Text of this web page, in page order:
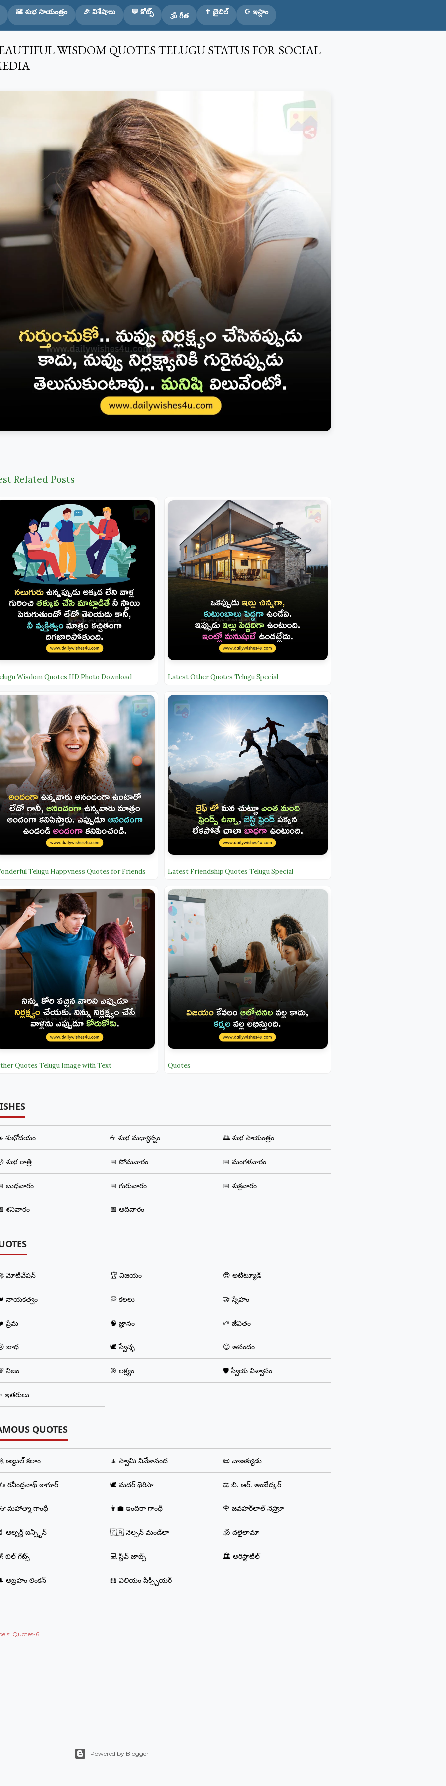
Skip to main content
🌇 శుభ సాయంత్రం 🎉 విశేషాలు 💬 కోట్స్ 🕉️ గీత ✝️ బైబిల్ ☪️ ఇస్లాం
WISDOM QUOTES TELUGU STATUS FOR SOCIAL
Related Posts
Wisdom Quotes HD Photo Download Latest Other Quotes Telugu Special
Telugu Happyness Quotes for Friends Latest Friendship Quotes Telugu Special
Quotes Telugu Image with Text Quotes
శుభోదయం ☕ శుభ మధ్యాన్నం 🌅 శుభ సాయంత్రం
శుభ రాత్రి 📅 సోమవారం 📅 మంగళవారం
బుధవారం 📅 గురువారం 📅 శుక్రవారం
శనివారం 📅 ఆదివారం
మోటివేషన్ 🏆 విజయం 😎 అటిట్యూడ్
నాయకత్వం 💭 కలలు 🤝 స్నేహం
ప్రేమ 🧠 జ్ఞానం 🌱 జీవితం
బాధ 🕊️ స్వేచ్ఛ 😊 ఆనందం
నిజం 🎯 లక్ష్యం 🛡️ స్వీయ విశ్వాసం
ఇతరులు
QUOTES
అబ్దుల్ కలాం 🧘 స్వామి వివేకానంద 📜 చాణక్యుడు
రవీంద్రనాథ్ ఠాగూర్ 🕊️ మదర్ థెరిసా ⚖️ బి. ఆర్. అంబేద్కర్
మహాత్మా గాంధీ 👩‍💼 ఇందిరా గాంధీ 🌹 జవహర్‌లాల్ నెహ్రూ
ఆల్బర్ట్ ఐన్స్టీన్ 🇿🇦 నెల్సన్ మండేలా 🕉️ దలైలామా
బిల్ గేట్స్ 💻 స్టీవ్ జాబ్స్ 🏛️ అరిస్టాటిల్
అబ్రహం లింకన్ 📖 విలియం షేక్స్పియర్
Quotes-6
Powered by Blogger